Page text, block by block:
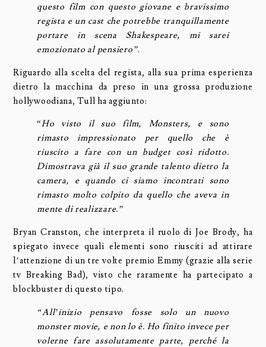
questo film con questo giovane e bravissimo
regista e un cast che potrebbe tranquillamente
portare in scena Shakespeare, mi sarei
emozionato al pensiero”.
Riguardo alla scelta del regista, alla sua prima esperienza
dietro la macchina da preso in una grossa produzione
hollywoodiana, Tull ha aggiunto:
“Ho visto il suo film, Monsters, e sono
rimasto impressionato per quello che è
riuscito a fare con un budget così ridotto.
Dimostrava già il suo grande talento dietro la
camera, e quando ci siamo incontrati sono
rimasto molto colpito da quello che aveva in
mente di realizzare.”
Bryan Cranston, che interpreta il ruolo di Joe Brody, ha
spiegato invece quali elementi sono riusciti ad attirare
l’attenzione di un tre volte premio Emmy (grazie alla serie
tv Breaking Bad), visto che raramente ha partecipato a
blockbuster di questo tipo.
“All’inizio pensavo fosse solo un nuovo
monster movie, e non lo è. Ho finito invece per
volerne fare assolutamente parte, perché la